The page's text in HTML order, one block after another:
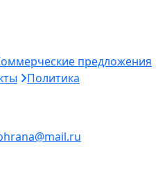
предложения
Политика